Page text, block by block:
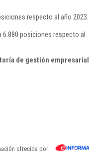
respecto al año 2023.
6.880 posiciones respecto al
de gestión empresarial
ofrecida por